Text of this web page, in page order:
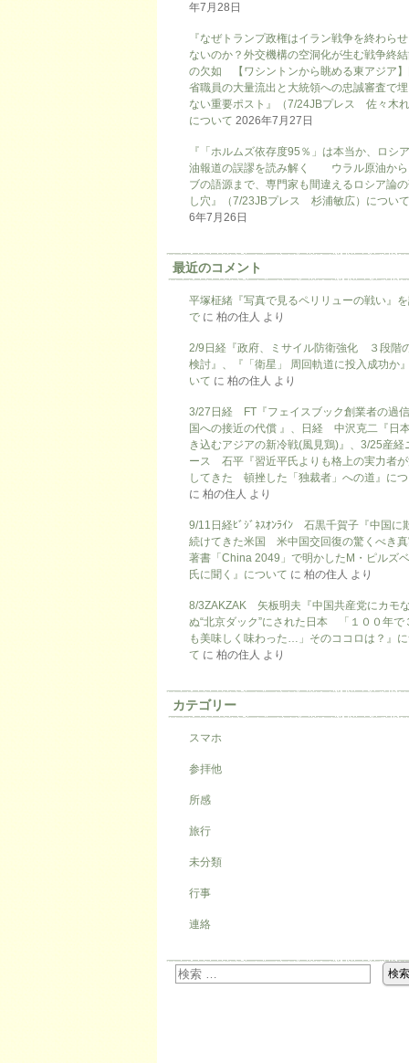
年7月28日
『なぜトランプ政権はイラン戦争を終わら
ないのか？外交機構の空洞化が生む戦争終
の欠如 【ワシントンから眺める東アジア
省職員の大量流出と大統領への忠誠審査で
ない重要ポスト』（7/24JBプレス 佐々木
について 2026年7月27日
『「ホルムズ依存度95％」は本当か、ロシ
油報道の誤謬を読み解く ウラル原油から
ブの語源まで、専門家も間違えるロシア論
し穴』（7/23JBプレス 杉浦敏広）について
6年7月26日
最近のコメント
平塚柾緒『写真で見るペリリューの戦い』
で に 柏の住人 より
2/9日経『政府、ミサイル防衛強化 ３段階
検討』、『「衛星」 周回軌道に投入成功か
いて に 柏の住人 より
3/27日経 FT『フェイスブック創業者の過
国への接近の代償 』、日経 中沢克二『日
き込むアジアの新冷戦(風見鶏)』、3/25産経
ース 石平『習近平氏よりも格上の実力者
してきた 頓挫した「独裁者」への道』に
に 柏の住人 より
9/11日経ﾋﾞｼﾞﾈｽｵﾝﾗｲﾝ 石黒千賀子『中国に
続けてきた米国 米中国交回復の驚くべき
著書「China 2049」で明かしたM・ピルズ
氏に聞く』について に 柏の住人 より
8/3ZAKZAK 矢板明夫『中国共産党にカモ
ぬ“北京ダック”にされた日本 「１００年で
も美味しく味わった…」そのココロは？』
て に 柏の住人 より
カテゴリー
スマホ
参拝他
所感
旅行
未分類
行事
連絡